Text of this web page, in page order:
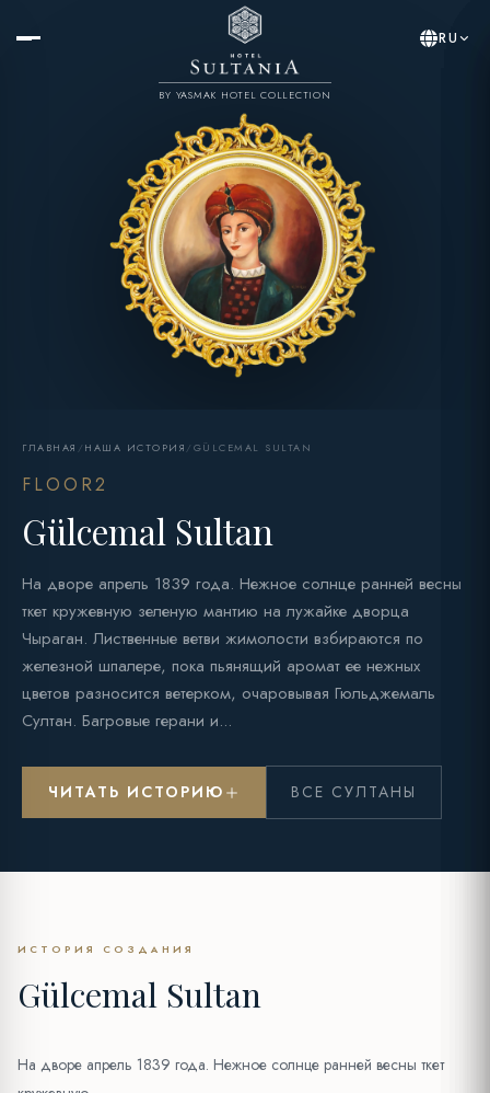
BY YASMAK HOTEL COLLECTION
RU
ГЛАВНАЯ / НАША ИСТОРИЯ / GÜLCEMAL SULTAN
FLOOR2
Gülcemal Sultan
На дворе апрель 1839 года. Нежное солнце ранней весны
ткет кружевную зеленую мантию на лужайке дворца
Чыраган. Лиственные ветви жимолости взбираются по
железной шпалере, пока пьянящий аромат ее нежных
цветов разносится ветерком, очаровывая Гюльджемаль
Султан. Багровые герани и...
ЧИТАТЬ ИСТОРИЮ ВСЕ СУЛТАНЫ
ИСТОРИЯ СОЗДАНИЯ
Gülcemal Sultan
На дворе апрель 1839 года. Нежное солнце ранней весны ткет